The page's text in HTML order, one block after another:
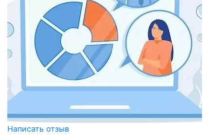
Написать отзыв